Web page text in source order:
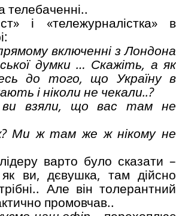
телебаченні..
і «тележурналістка» в
включенні з Лондона
думки … Скажіть, а як
до того, що Україну в
і ніколи не чекали..?
взяли, що вас там не
Ми ж там же ж нікому не
варто було сказати –
як ви, дєвушка, там дійсно
Але він толерантний
промовчав..